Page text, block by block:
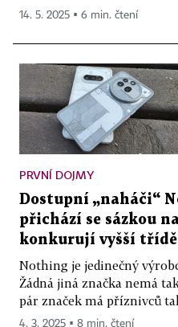
14. 5. 2025 ▪ 6 min. čtení
PRVNÍ DOJMY
Dostupní „naháči“
přichází se sázkou
konkurují vyšší třídě
Nothing je jedinečný
Žádná jiná značka nemá
pár značek má příznivců
4. 3. 2025 ▪ 8 min. čtení